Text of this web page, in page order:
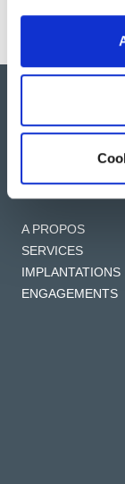
A PROPOS
SERVICES
IMPLANTATIONS
ENGAGEMENTS